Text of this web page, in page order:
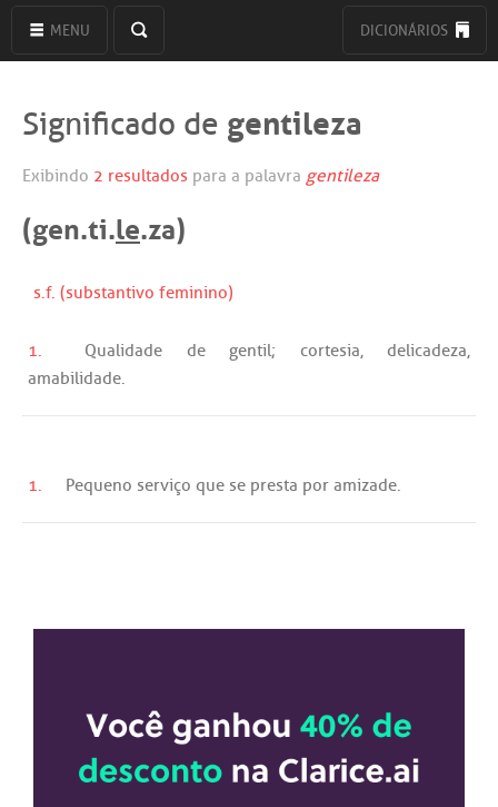
MENU DICIONÁRIOS
Significado de gentileza
Exibindo 2 resultados para a palavra gentileza
(gen.ti.le.za)
s.f. (substantivo feminino)
1. Qualidade de gentil; cortesia,delicadeza,
amabilidade.
1. Pequeno serviço que se presta por amizade.